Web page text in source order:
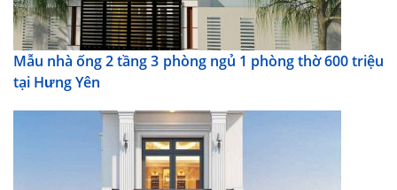
Mẫu nhà ống 2 tầng 3 phòng ngủ 1 phòng thờ 600 triệu
tại Hưng Yên